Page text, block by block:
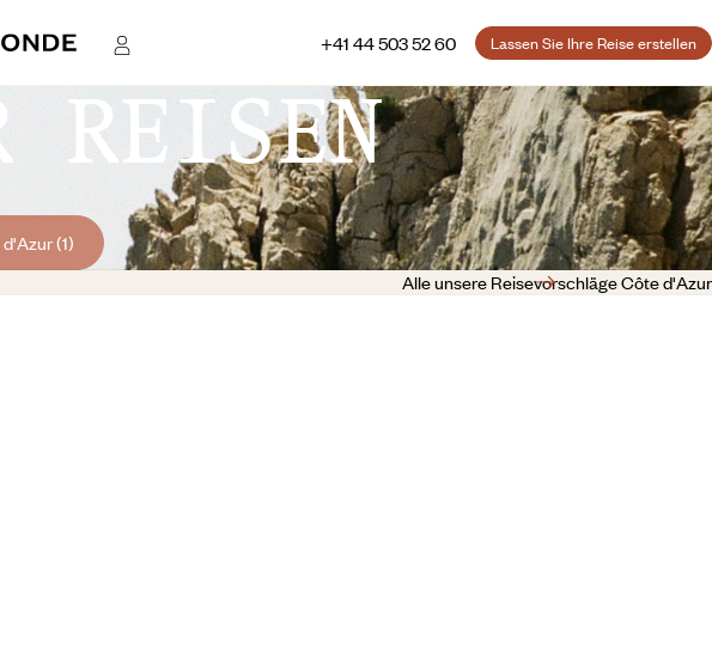
+41 44 503 52 60 Lassen Sie Ihre Reise erstellen
REISEN
(1)
Alle unsere Reisevorschläge Côte d'Azur